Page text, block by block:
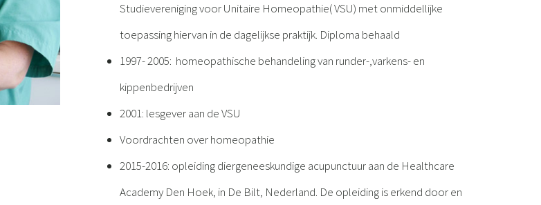
Studievereniging voor Unitaire Homeopathie( VSU) met onmiddellijke
toepassing hiervan in de dagelijkse praktijk. Diploma behaald
1997- 2005: homeopathische behandeling van runder-,varkens- en
kippenbedrijven
2001: lesgever aan de VSU
Voordrachten over homeopathie
2015-2016: opleiding diergeneeskundige acupunctuur aan de Healthcare
Academy Den Hoek, in De Bilt, Nederland. De opleiding is erkend door en